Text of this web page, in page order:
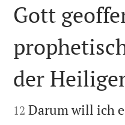

Gott
der

12 Darum will ich